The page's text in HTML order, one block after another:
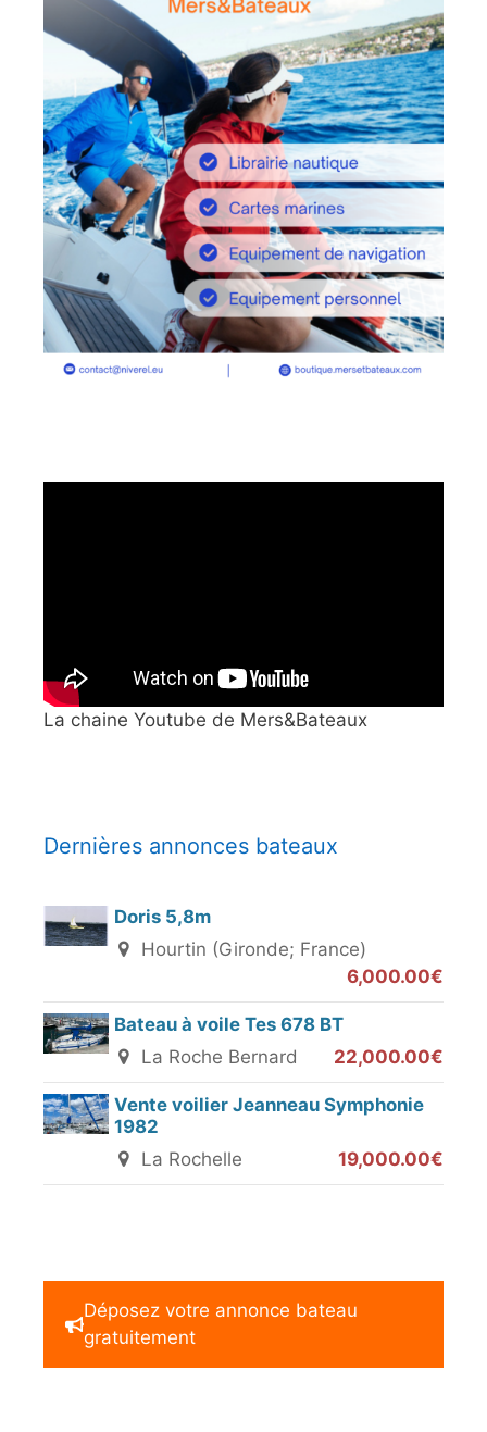
La chaine Youtube de Mers&Bateaux
Dernières annonces bateaux
Doris 5,8m
Hourtin (Gironde; France)
6,000.00€
Bateau à voile Tes 678 BT
La Roche Bernard
22,000.00€
Vente voilier Jeanneau Symphonie
1982
La Rochelle
19,000.00€
Déposez votre annonce bateau
gratuitement